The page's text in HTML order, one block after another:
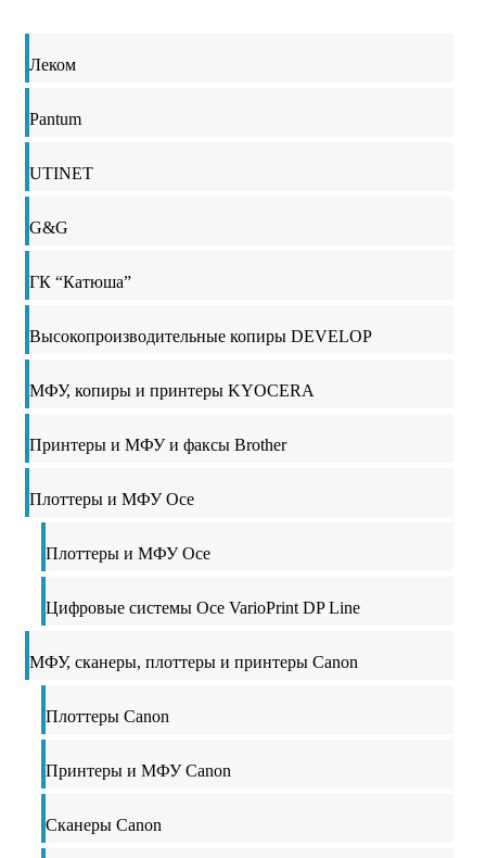
Леком
Pantum
UTINET
G&G
ГК “Катюша”
Высокопроизводительные копиры DEVELOP
МФУ, копиры и принтеры KYOCERA
Принтеры и МФУ и факсы Brother
Плоттеры и МФУ Oce
Плоттеры и МФУ Oce
Цифровые системы Oce VarioPrint DP Line
МФУ, сканеры, плоттеры и принтеры Canon
Плоттеры Canon
Принтеры и МФУ Canon
Сканеры Canon